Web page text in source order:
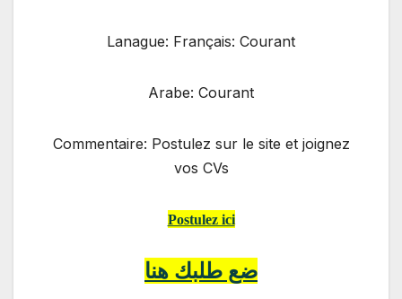
Lanague: Français: Courant
Arabe: Courant
Commentaire: Postulez sur le site et joignez
vos CVs
Postulez ici
ضع طلبك هنا